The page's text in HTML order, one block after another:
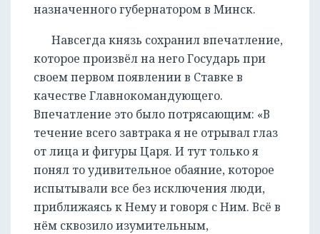
назначенного губернатором в Минск.
Навсегда князь сохранил впечатление,
которое произвёл на него Государь при
своем первом появлении в Ставке в
качестве Главнокомандующего.
Впечатление это было потрясающим: «В
течение всего завтрака я не отрывал глаз
от лица и фигуры Царя. И тут только я
понял то удивительное обаяние, которое
испытывали все без исключения люди,
приближаясь к Нему и говоря с Ним. Всё в
нём сквозило изумительным,